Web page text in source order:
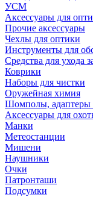
УСМ
Аксессуары для
Прочие аксессуары
Чехлы для оптики
Инструменты для
Средства для ухода
Коврики
Наборы для чистки
Оружейная химия
Шомполы, адаптеры
Аксессуары для
Манки
Метеостанции
Мишени
Наушники
Очки
Патронташи
Подсумки